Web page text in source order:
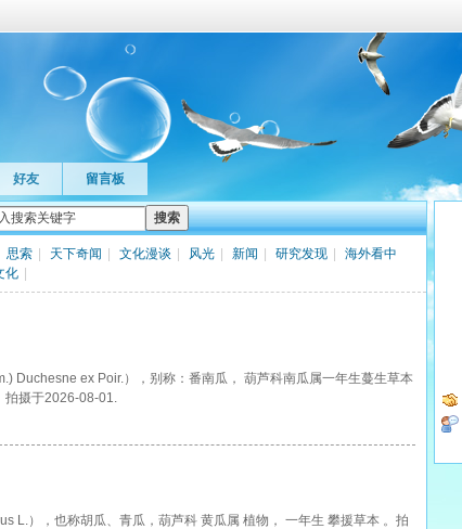
好友 留言板
搜索
思索 天下奇闻 文化漫谈 风光 新闻 研究发现
海外看中
化
Duchesne ex Poir.），别称：番南瓜， 葫芦科南瓜属一年生蔓生草本
拍摄于2026-08-01.
L.），也称胡瓜、青瓜，葫芦科 黄瓜属 植物， 一年生 攀援草本 。拍